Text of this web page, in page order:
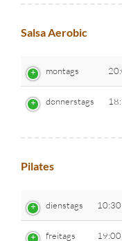
Salsa Aerobic
montags
donnerstags
Pilates
dienstags
freitags